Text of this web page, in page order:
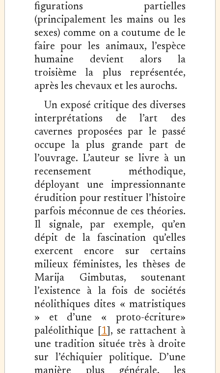
figurations partielles
(principalement les mains ou les
sexes) comme on a coutume de le
faire pour les animaux, l’espèce
humaine devient alors la
troisième la plus représentée,
après les chevaux et les aurochs.
Un exposé critique des diverses
interprétations de l’art des
cavernes proposées par le passé
occupe la plus grande part de
l’ouvrage. L’auteur se livre à un
recensement méthodique,
déployant une impressionnante
érudition pour restituer l’histoire
parfois méconnue de ces théories.
Il signale, par exemple, qu’en
dépit de la fascination qu’elles
exercent encore sur certains
milieux féministes, les thèses de
Marija Gimbutas, soutenant
l’existence à la fois de sociétés
néolithiques dites « matristiques
» et d’une « proto-écriture»
paléolithique [ 1 ], se rattachent à
une tradition située très à droite
sur l’échiquier politique. D’une